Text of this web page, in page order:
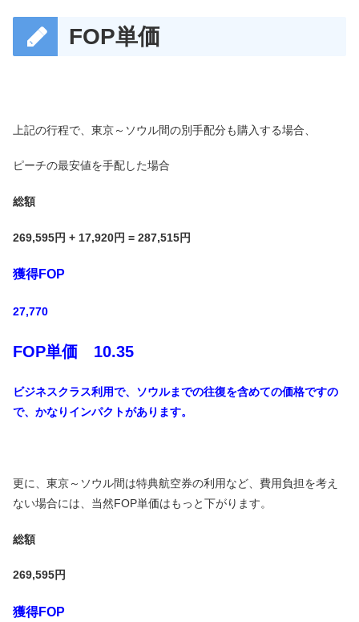
FOP単価
上記の行程で、東京～ソウル間の別手配分も購入する場合、
ピーチの最安値を手配した場合
総額
269,595円 + 17,920円 = 287,515円
獲得FOP
27,770
FOP単価 10.35
ビジネスクラス利用で、ソウルまでの往復を含めての価格ですの
で、かなりインパクトがあります。
更に、東京～ソウル間は特典航空券の利用など、費用負担を考え
ない場合には、当然FOP単価はもっと下がります。
総額
269,595円
獲得FOP